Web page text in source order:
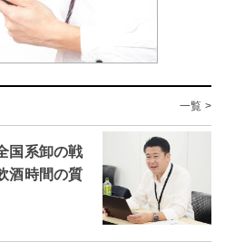
一覧 >
国系卸の戦
酒時間の質